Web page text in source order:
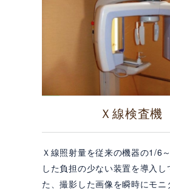
Ｘ線検査機
Ｘ線照射量を従来の機器の1/6
した負担の少ない装置を導入し
た、撮影した画像を瞬時にモニ